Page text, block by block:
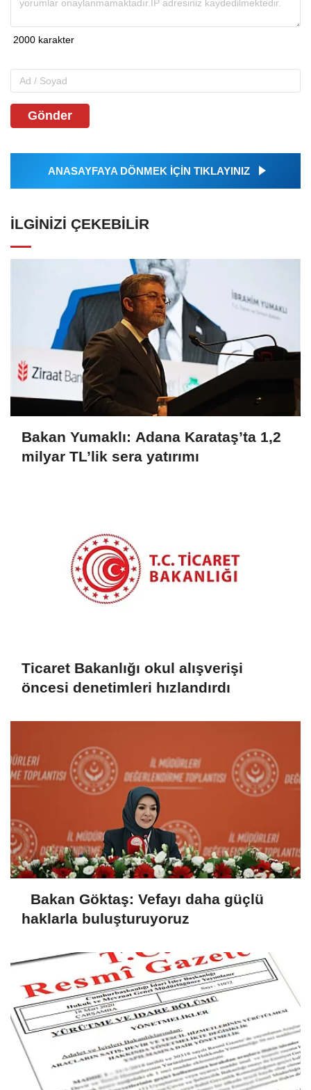
Gönder
ANASAYFAYA DÖNMEK İÇİN TIKLAYINIZ
İLGINIZI ÇEKEBILIR
Bakan Yumaklı: Adana Karataş’ta 1,2
milyar TL’lik sera yatırımı
Ticaret Bakanlığı okul alışverişi
öncesi denetimleri hızlandırdı
Bakan Göktaş: Vefayı daha güçlü
haklarla buluşturuyoruz